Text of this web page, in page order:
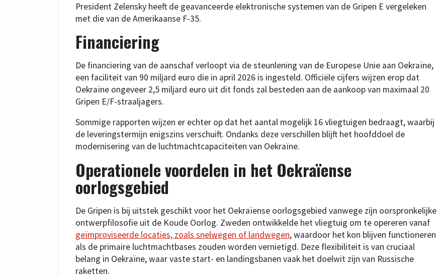
President Zelensky heeft de geavanceerde elektronische systemen van de Gripen E vergeleken
met die van de Amerikaanse F-35.
Financiering
De financiering van de aanschaf verloopt via de steunlening van de Europese Unie aan Oekraïne,
een faciliteit van 90 miljard euro die in april 2026 is ingesteld. Officiële cijfers wijzen erop dat
Oekraïne ongeveer 2,5 miljard euro uit dit fonds zal besteden aan de aankoop van maximaal 20
Gripen E/F-straaljagers.
Sommige rapporten wijzen er echter op dat het aantal mogelijk 16 vliegtuigen bedraagt, waarbij
de leveringstermijn enigszins verschuift. Ondanks deze verschillen blijft het hoofddoel de
modernisering van de luchtmachtcapaciteiten van Oekraïne.
Operationele voordelen in het Oekraïense
oorlogsgebied
De Gripen is bij uitstek geschikt voor het Oekraïense oorlogsgebied vanwege zijn oorspronkelijke
ontwerpfilosofie uit de Koude Oorlog. Zweden ontwikkelde het vliegtuig om te opereren vanaf
geïmproviseerde locaties, zoals snelwegen of landwegen, waardoor het kon blijven functioneren
als de primaire luchtmachtbases zouden worden vernietigd. Deze flexibiliteit is van cruciaal
belang in Oekraïne, waar vaste start- en landingsbanen vaak het doelwit zijn van Russische
raketten.